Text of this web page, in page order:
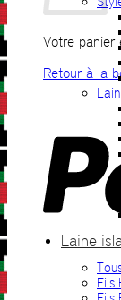
Votre panier
Retour à la
Laine
Fils